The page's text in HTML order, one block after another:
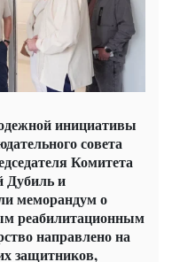
инициативы
совета
Комитета
Дубиль и
меморандум о
реабилитационным
направлено на
защитников,